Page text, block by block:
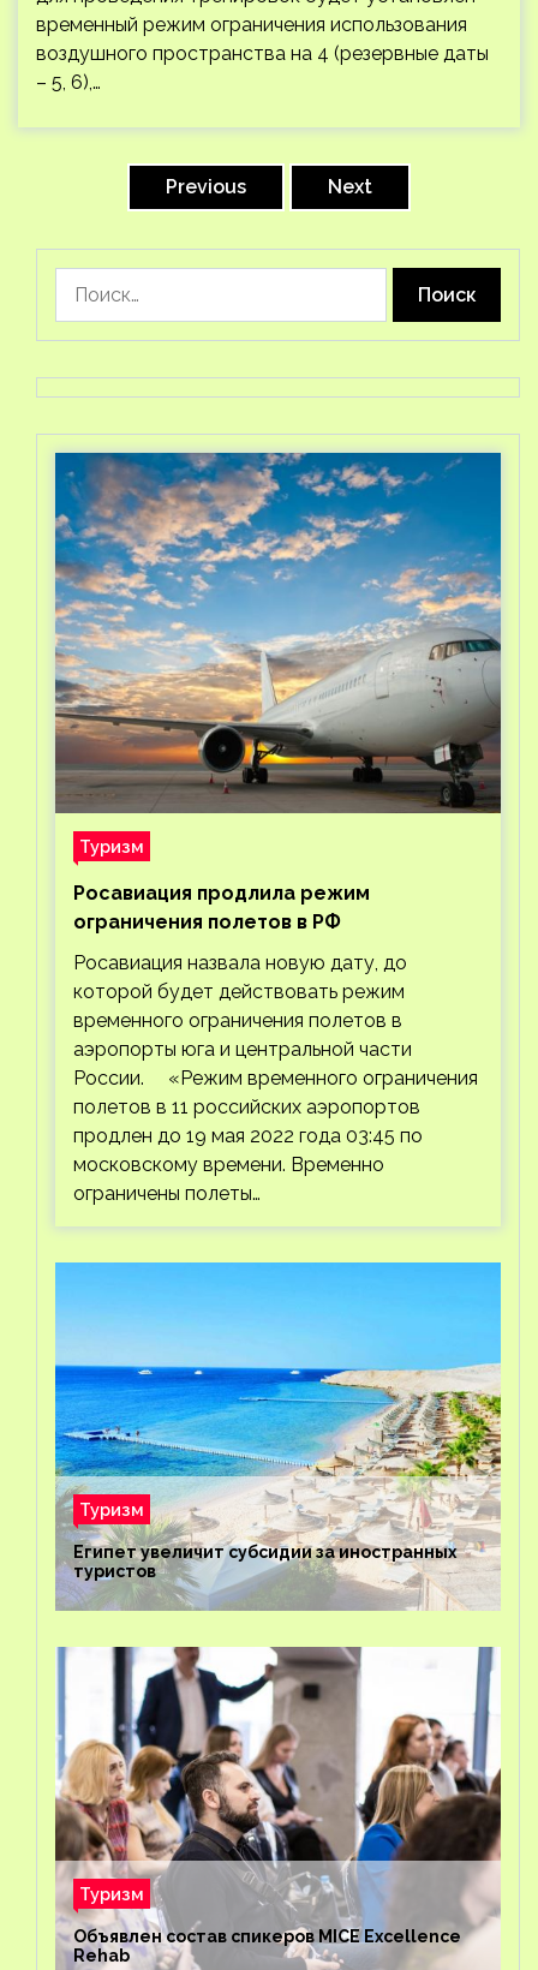
временный режим ограничения использования
воздушного пространства на 4 (резервные даты
– 5, 6),…
Previous Next
Туризм
Росавиация продлила режим
ограничения полетов в РФ
Росавиация назвала новую дату, до
которой будет действовать режим
временного ограничения полетов в
аэропорты юга и центральной части
России. «Режим временного ограничения
полетов в 11 российских аэропортов
продлен до 19 мая 2022 года 03:45 по
московскому времени. Временно
ограничены полеты…
Туризм
Египет увеличит субсидии за иностранных
туристов
Туризм
Объявлен состав спикеров MICE Excellence
Rehab